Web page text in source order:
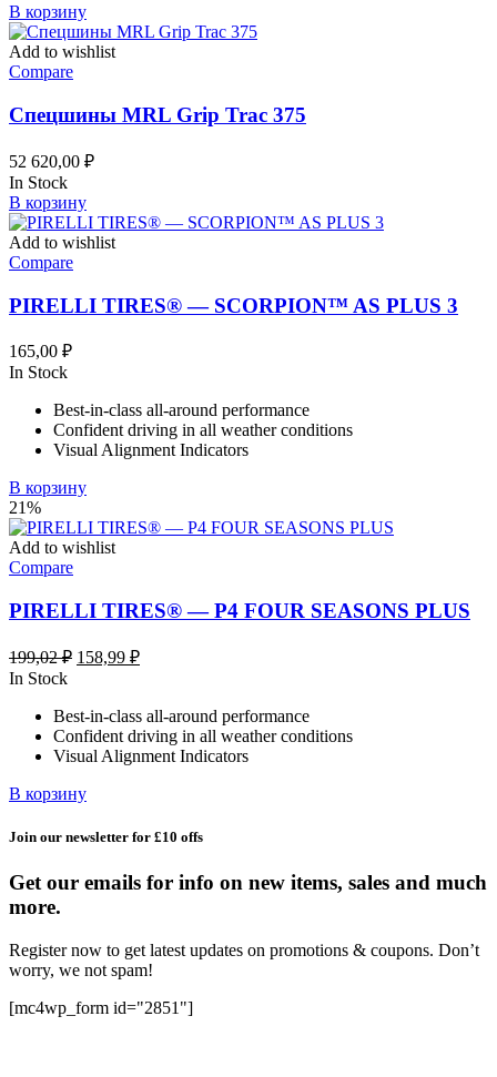
В корзину
Add to wishlist
Compare
Спецшины MRL Grip Trac 375
52 620,00 ₽
In Stock
В корзину
Add to wishlist
Compare
PIRELLI TIRES® — SCORPION™ AS PLUS 3
165,00 ₽
In Stock
Best-in-class all-around performance
Confident driving in all weather conditions
Visual Alignment Indicators
В корзину
21%
Add to wishlist
Compare
PIRELLI TIRES® — P4 FOUR SEASONS PLUS
199,02₽ Первоначальная
199,02 ₽.
158,99 ₽Текущая
In Stock
Best-in-class all-around performance
Confident driving in all weather conditions
Visual Alignment Indicators
В корзину
Join our newsletter for £10 offs
Get our emails for info on new items, sales and much
more.
Register now to get latest updates on promotions & coupons. Don’t
worry, we not spam!
[mc4wp_form id="2851"]